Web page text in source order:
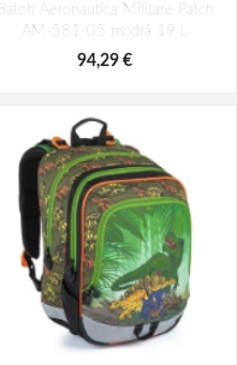
AM-580-05 modrá 22 L
Batoh Aeronautica Militare Patch
AM-581-05 modrá 19 L
94,29 €